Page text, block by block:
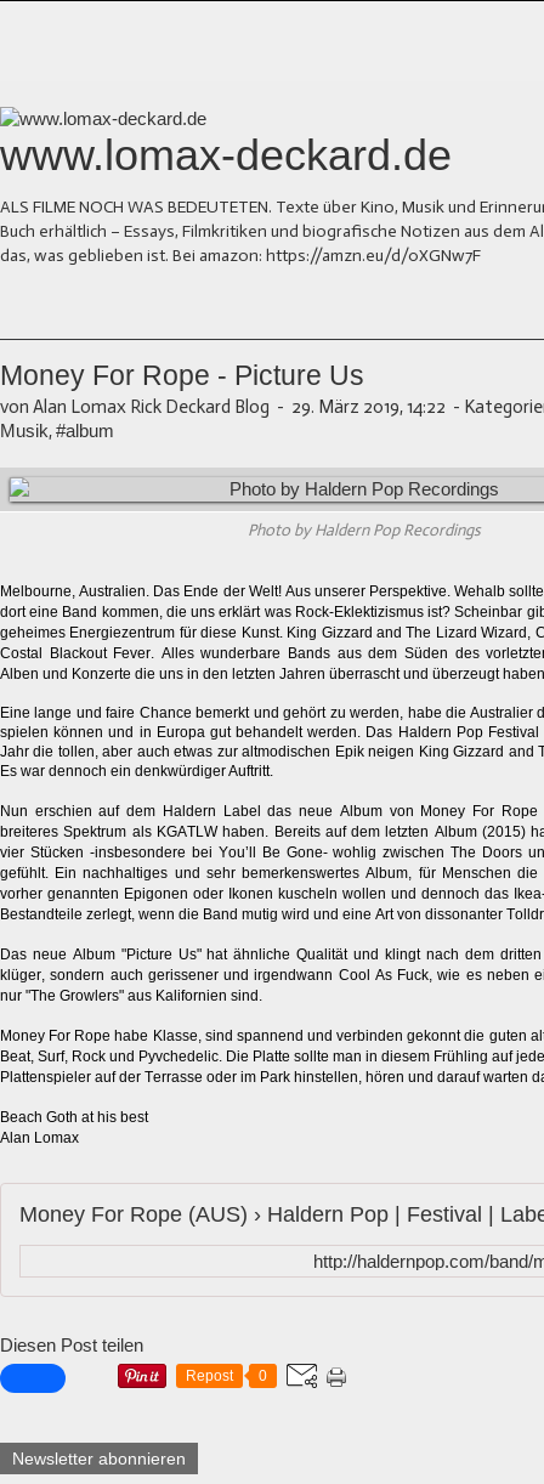
www.lomax-deckard.de
ALS FILME NOCH WAS BEDEUTETEN. Texte über Kino, Musik und
Buch erhältlich – Essays, Filmkritiken und biografische Notizen aus dem
das, was geblieben ist. Bei amazon: https://amzn.eu/d/0XGNw7F
Money For Rope - Picture Us
von Alan Lomax Rick Deckard Blog - 29. März 2019, 14:22 -
Musik,#album
Photo by Haldern Pop Recordings
Melbourne, Australien. Das Ende der Welt! Aus unserer Perspektive. Wehalb
dort eine Band kommen, die uns erklärt was Rock-Eklektizismus ist?Scheinbar
geheimes Energiezentrum für diese Kunst. King Gizzard and The Lizard Wizard,
Costal Blackout Fever. Alles wunderbare Bands aus dem Süden des
Alben und Konzerte die uns in den letzten Jahren überrascht und überzeugt
Eine lange und faire Chance bemerkt und gehört zu werden, habe die Australier
spielen können und in Europa gut behandelt werden. Das Haldern Pop
Jahr die tollen, aber auch etwas zur altmodischen Epik neigen King Gizzard and
Es war dennoch ein denkwürdiger Auftritt.
Nun erschien auf dem Haldern Label das neue Album von Money For
breiteres Spektrum als KGATLW haben. Bereits auf dem letzten Album (2015)
vier Stücken -insbesondere bei You’ll Be Gone- wohlig zwischen The Doors
gefühlt. Ein nachhaltiges und sehr bemerkenswertes Album, für Menschen
vorher genannten Epigonen oder Ikonen kuscheln wollen und dennoch das
Bestandteile zerlegt, wenn die Band mutig wird und eine Art von dissonanter
Das neue Album "Picture Us" hat ähnliche Qualität und klingt nach dem
klüger, sondern auch gerissener und irgendwann Cool As Fuck, wie es neben
nur "The Growlers" aus Kalifornien sind.
Money For Rope habe Klasse, sind spannend und verbinden gekonnt die guten
Beat, Surf, Rock und Pyvchedelic. Die Platte sollte man in diesem Frühling auf
Plattenspieler auf der Terrasse oder im Park hinstellen, hören und darauf warten
Beach Goth at his best
Alan Lomax
Money For Rope (AUS) › Haldern Pop | Festival |
http://haldernpop.com/band/
Diesen Post teilen
Repost 0
Newsletter abonnieren